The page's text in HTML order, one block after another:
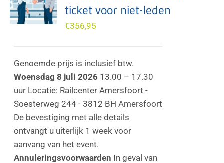
ticket voor niet-leden
€356,95
Genoemde prijs is inclusief btw.
Woensdag 8 juli 2026 13.00 – 17.30
uur Locatie: Railcenter Amersfoort -
Soesterweg 244 - 3812 BH Amersfoort
De bevestiging met alle details
ontvangt u uiterlijk 1 week voor
aanvang van het event.
Annuleringsvoorwaarden In geval van